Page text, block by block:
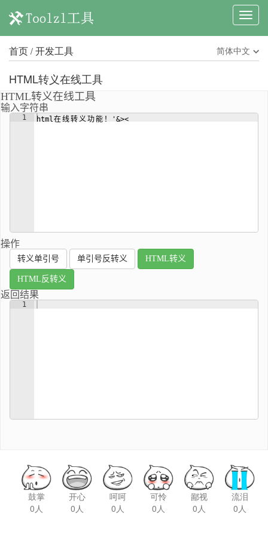
首页 / 开发工具 简体中文
HTML转义在线工具
鼓掌
0人
开心
0人
呵呵
0人
可怜
0人
鄙视
0人
流泪
0人